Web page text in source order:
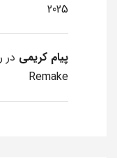
2025
پیام کریمی در
Remake